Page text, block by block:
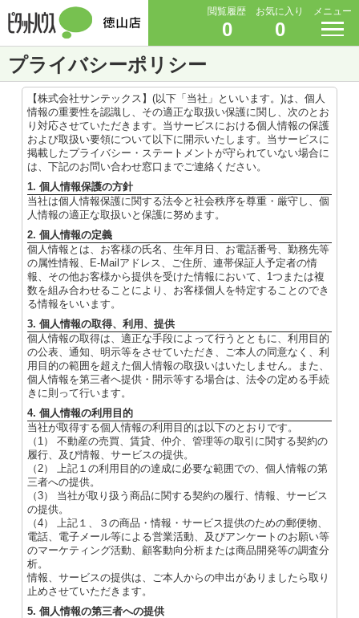
閲覧履歴
0
お気に入り
0
メニュー
プライバシーポリシー
【株式会社サンテックス】(以下「当社」といいます。)は、個人
情報の重要性を認識し、その適正な取扱い保護に関し、次のとお
り対応させていただきます。当サービスにおける個人情報の保護
および取扱い要領について以下に開示いたします。当サービスに
掲載したプライバシー・ステートメントが守られていない場合に
は、下記のお問い合わせ窓口までご連絡ください。
1. 個人情報保護の方針
当社は個人情報保護に関する法令と社会秩序を尊重・厳守し、個
人情報の適正な取扱いと保護に努めます。
2. 個人情報の定義
個人情報とは、お客様の氏名、生年月日、お電話番号、勤務先等
の属性情報、E-Mailアドレス、ご住所、連帯保証人予定者の情
報、その他お客様から提供を受けた情報において、1つまたは複
数を組み合わせることにより、お客様個人を特定することのでき
る情報をいいます。
3. 個人情報の取得、利用、提供
個人情報の取得は、適正な手段によって行うとともに、利用目的
の公表、通知、明示等をさせていただき、ご本人の同意なく、利
用目的の範囲を超えた個人情報の取扱いはいたしません。また、
個人情報を第三者へ提供・開示等する場合は、法令の定める手続
きに則って行います。
4. 個人情報の利用目的
当社が取得する個人情報の利用目的は以下のとおりです。
（1） 不動産の売買、賃貸、仲介、管理等の取引に関する契約の
履行、及び情報、サービスの提供。
（2） 上記１の利用目的の達成に必要な範囲での、個人情報の第
三者への提供。
（3） 当社が取り扱う商品に関する契約の履行、情報、サービス
の提供。
（4） 上記１、３の商品・情報・サービス提供のための郵便物、
電話、電子メール等による営業活動、及びアンケートのお願い等
のマーケティング活動、顧客動向分析または商品開発等の調査分
析。
情報、サービスの提供は、ご本人からの申出がありましたら取り
止めさせていただきます。
5. 個人情報の第三者への提供